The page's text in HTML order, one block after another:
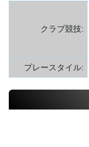
クラブ競技:
プレースタイル: